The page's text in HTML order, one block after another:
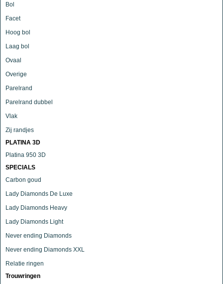
Bol
Facet
Hoog bol
Laag bol
Ovaal
Overige
Parelrand
Parelrand dubbel
Vlak
Zij randjes
PLATINA 3D
Platina 950 3D
SPECIALS
Carbon goud
Lady Diamonds De Luxe
Lady Diamonds Heavy
Lady Diamonds Light
Never ending Diamonds
Never ending Diamonds XXL
Relatie ringen
Trouwringen